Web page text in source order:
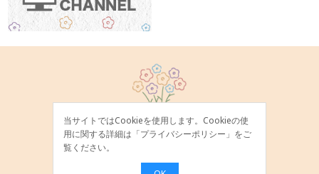
当サイトではCookieを使用します。Cookieの使
用に関する詳細は「プライバシーポリシー 」をご
覧ください。